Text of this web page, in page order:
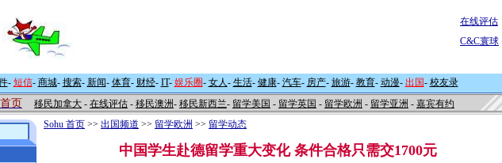
在线评估
C&C寰球
- 短信- 商城- 搜索- 新闻- 体育- 财经- IT- 娱乐圈- 女人- 生活- 健康- 汽车- 房产- 旅游- 教育- 动漫- 出国- 校友录
页 移民加拿大 - 在线评估 - 移民澳洲- 移民新西兰- 留学美国 - 留学英国 - 留学欧洲 - 留学亚洲 - 嘉宾有约
Sohu 首页 >> 出国频道 >> 留学欧洲 >> 留学动态
中国学生赴德留学重大变化 条件合格只需交1700元